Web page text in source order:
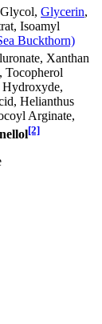
Glycerin,
Isoamyl
Buckthorn)
Xanthan
Tocopherol
Helianthus
Arginate,
[2]